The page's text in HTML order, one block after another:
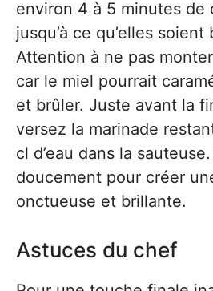
environ 4 à 5 minutes de
jusqu’à ce qu’elles
Attention à ne pas
car le miel pourrait
et brûler. Juste avant la
versez la marinade
cl d’eau dans la
doucement pour créer
onctueuse et brillante.
Astuces du chef